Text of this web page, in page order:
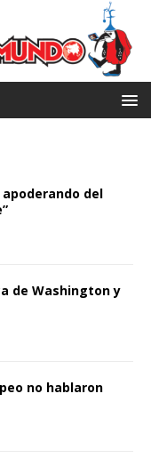
del
de Washington y
no hablaron